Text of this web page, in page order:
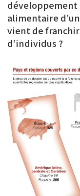
développement
alimentaire
vient de
d’individus ?